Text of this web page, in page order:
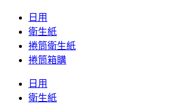
日用
衛生紙
捲筒衛生紙
捲筒箱購
日用
衛生紙